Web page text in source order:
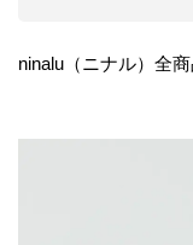
ninalu（ニナル）全